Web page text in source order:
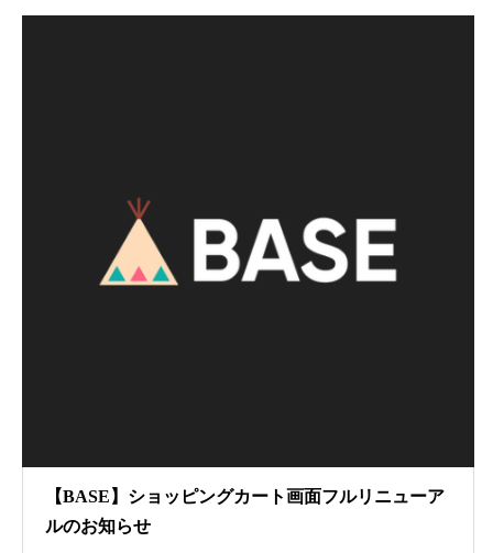
【BASE】ショッピングカート画面フルリニューア
ルのお知らせ